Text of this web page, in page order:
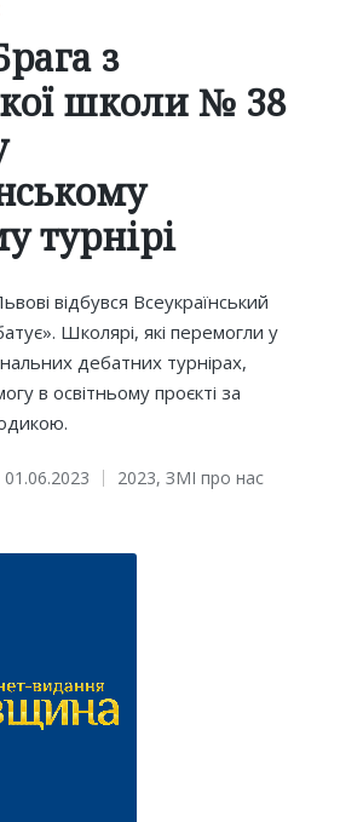
з
школи № 38
турнірі
відбувся Всеукраїнський
Школярі, які перемогли у
дебатних турнірах,
в освітньому проєкті за
01.06.2023
Posted
2023, ЗМІ про нас